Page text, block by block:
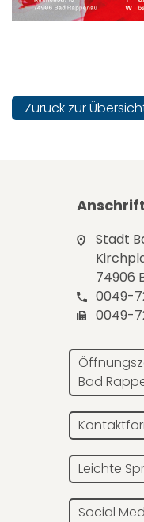
Zurück zur
Stadt
74906
0049-
0049-
Bad
Leichte
Social